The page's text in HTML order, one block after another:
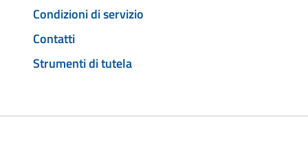
Condizioni di servizio
Contatti
Strumenti di tutela